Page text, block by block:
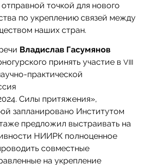
точкой для нового
по укреплению связей между
наших стран.
Владислав Гасумянов
принять участие в VIII
практической
Силы притяжения»,
запланировано Институтом
предложил выстраивать на
НИИРК полноценное
совместные
на укрепление